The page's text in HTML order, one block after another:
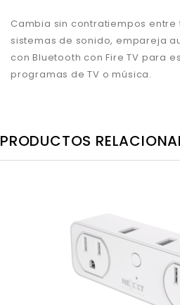
Cambia sin contratiempos entre
sistemas de sonido, empareja
con Bluetooth con Fire TV para
programas de TV o música.
PRODUCTOS